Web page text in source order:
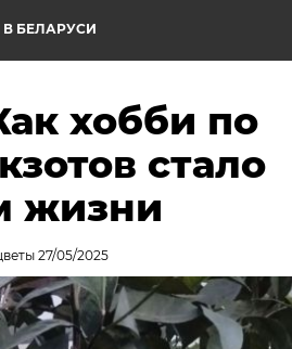
БЕЛАРУСИ
хобби по
стало
жизни
27/05/2025